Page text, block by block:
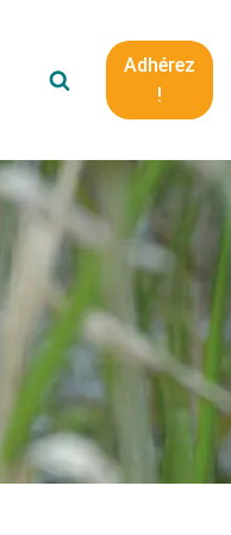
Adhérez
!